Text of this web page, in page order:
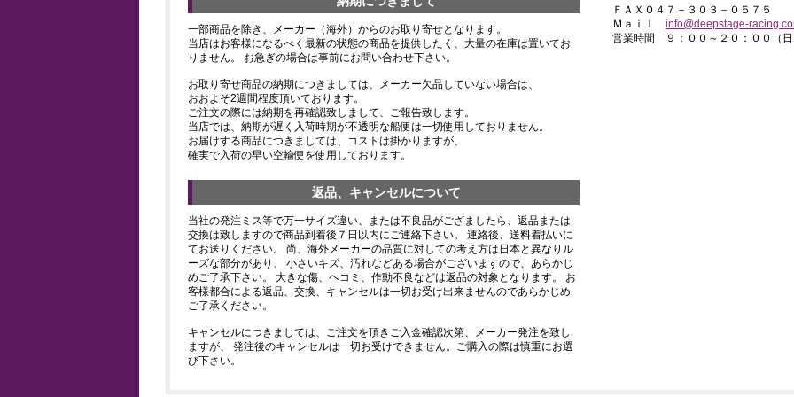
一部商品を除き、メーカー（海外）からのお取り寄せとなります。
当店はお客様になるべく最新の状態の商品を提供したく、大量の在庫は置いてお
りません。 お急ぎの場合は事前にお問い合わせ下さい。
お取り寄せ商品の納期につきましては、メーカー欠品していない場合は、
おおよそ2週間程度頂いております。
ご注文の際には納期を再確認致しまして、ご報告致します。
当店では、納期が遅く入荷時期が不透明な船便は一切使用しておりません。
お届けする商品につきましては、コストは掛かりますが、
確実で入荷の早い空輸便を使用しております。
返品、キャンセルについて
当社の発注ミス等で万一サイズ違い、または不良品がござましたら、返品または
交換は致しますので商品到着後７日以内にご連絡下さい。 連絡後、送料着払いに
てお送りください。 尚、海外メーカーの品質に対しての考え方は日本と異なりル
ーズな部分があり、 小さいキズ、汚れなどある場合がございますので、あらかじ
めご了承下さい。 大きな傷、ヘコミ、作動不良などは返品の対象となります。 お
客様都合による返品、交換、キャンセルは一切お受け出来ませんのであらかじめ
ご了承ください。
キャンセルにつきましては、ご注文を頂きご入金確認次第、メーカー発注を致し
ますが、 発注後のキャンセルは一切お受けできません。ご購入の際は慎重にお選
び下さい。
ＦＡＸ０４７－３０３－０５７５
Ｍａｉｌ info@deepstage-
営業時間 ９：００～２０：００（日